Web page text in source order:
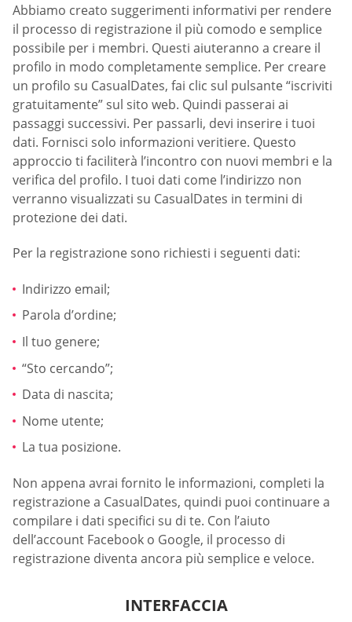
Abbiamo creato suggerimenti informativi per rendere
il processo di registrazione il più comodo e semplice
possibile per i membri. Questi aiuteranno a creare il
profilo in modo completamente semplice. Per creare
un profilo su СasualDates, fai clic sul pulsante “iscriviti
gratuitamente” sul sito web. Quindi passerai ai
passaggi successivi. Per passarli, devi inserire i tuoi
dati. Fornisci solo informazioni veritiere. Questo
approccio ti faciliterà l’incontro con nuovi membri e la
verifica del profilo. I tuoi dati come l’indirizzo non
verranno visualizzati su СasualDates in termini di
protezione dei dati.
Per la registrazione sono richiesti i seguenti dati:
Indirizzo email;
Parola d’ordine;
Il tuo genere;
“Sto cercando”;
Data di nascita;
Nome utente;
La tua posizione.
Non appena avrai fornito le informazioni, completi la
registrazione a СasualDates, quindi puoi continuare a
compilare i dati specifici su di te. Con l’aiuto
dell’account Facebook o Google, il processo di
registrazione diventa ancora più semplice e veloce.
INTERFACCIA